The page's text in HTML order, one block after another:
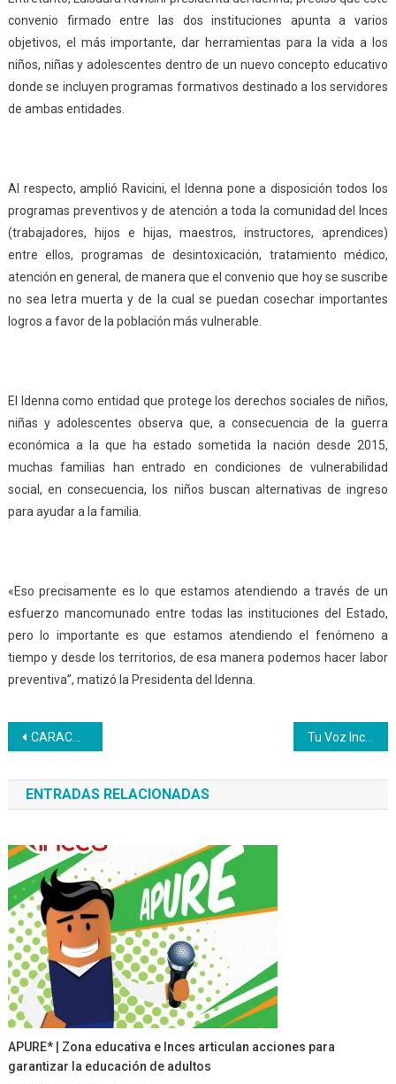
convenio firmado entre las dos instituciones apunta a varios
objetivos, el más importante, dar herramientas para la vida a los
niños, niñas y adolescentes dentro de un nuevo concepto educativo
donde se incluyen programas formativos destinado a los servidores
de ambas entidades.
Al respecto, amplió Ravicini, el Idenna pone a disposición todos los
programas preventivos y de atención a toda la comunidad del Inces
(trabajadores, hijos e hijas, maestros, instructores, aprendices)
entre ellos, programas de desintoxicación, tratamiento médico,
atención en general, de manera que el convenio que hoy se suscribe
no sea letra muerta y de la cual se puedan cosechar importantes
logros a favor de la población más vulnerable.
El Idenna como entidad que protege los derechos sociales de niños,
niñas y adolescentes observa que, a consecuencia de la guerra
económica a la que ha estado sometida la nación desde 2015,
muchas familias han entrado en condiciones de vulnerabilidad
social, en consecuencia, los niños buscan alternativas de ingreso
para ayudar a la familia.
«Eso precisamente es lo que estamos atendiendo a través de un
esfuerzo mancomunado entre todas las instituciones del Estado,
pero lo importante es que estamos atendiendo el fenómeno a
tiempo y desde los territorios, de esa manera podemos hacer labor
preventiva”, matizó la Presidenta del Idenna.
Navegación
de
entradas
CARACAS | Inces DC gradúa 64 bachilleres con perfiles productivos Tu Voz Inces Caracas ya tiene ganadores
ENTRADAS RELACIONADAS
APURE* | Zona educativa e Inces articulan acciones para
garantizar la educación de adultos